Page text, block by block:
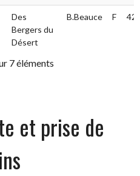
Des
Bergers du
Désert
B.Beauce F
7 éléments
et prise de